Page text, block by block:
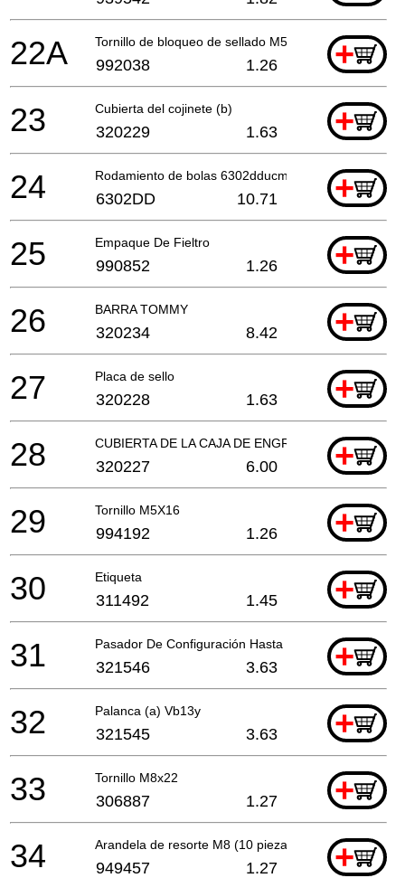
Tornillo de bloqueo de sellado M5x10 +
22A 992038 1.26
Cubierta del cojinete (b) +
23 320229 1.63
Rodamiento de bolas 6302dducmps2s +
24 6302DD 10.71
Empaque De Fieltro +
25 990852 1.26
BARRA TOMMY +
26 320234 8.42
Placa de sello +
27 320228 1.63
CUBIERTA DE LA CAJA DE ENGRANAJES+
28 320227 6.00
Tornillo M5X16 +
29 994192 1.26
Etiqueta +
30 311492 1.45
Pasador De Configuración Hasta 11.2014+
31 321546 3.63
Palanca (a) Vb13y +
32 321545 3.63
Tornillo M8x22 +
33 306887 1.27
Arandela de resorte M8 (10 piezas) +
34 949457 1.27